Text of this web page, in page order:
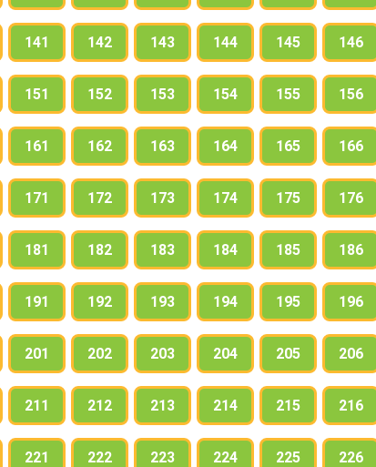
141 142 143 144 145 146
151 152 153 154 155 156
161 162 163 164 165 166
171 172 173 174 175 176
181 182 183 184 185 186
191 192 193 194 195 196
201 202 203 204 205 206
211 212 213 214 215 216
221 222 223 224 225 226